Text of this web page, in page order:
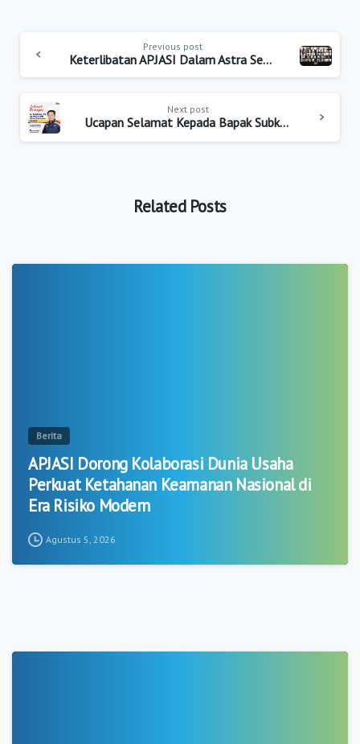
Previous post
Keterlibatan APJASI Dalam Astra Security Management System 2021
Next post
Ucapan Selamat Kepada Bapak Subkhan (Sekertaris Jenderal APJASI) Menjadi Direktur PT Waskita Beton Precast, Tbk
Related Posts
Berita
APJASI Dorong Kolaborasi Dunia Usaha
Perkuat Ketahanan Keamanan Nasional di
Era Risiko Modern
Agustus 5, 2026